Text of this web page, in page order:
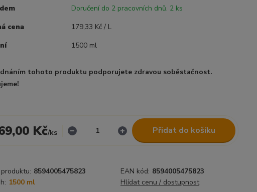
Doručení do 2 pracovních dnů. 2 ks
cena
179,33 Kč / L
1500 ml
tohoto produktu podporujete zdravou soběstačnost.
Kč/ks Přidat do košíku
8594005475823 EAN kód: 8594005475823
1500 ml Hlídat cenu / dostupnost